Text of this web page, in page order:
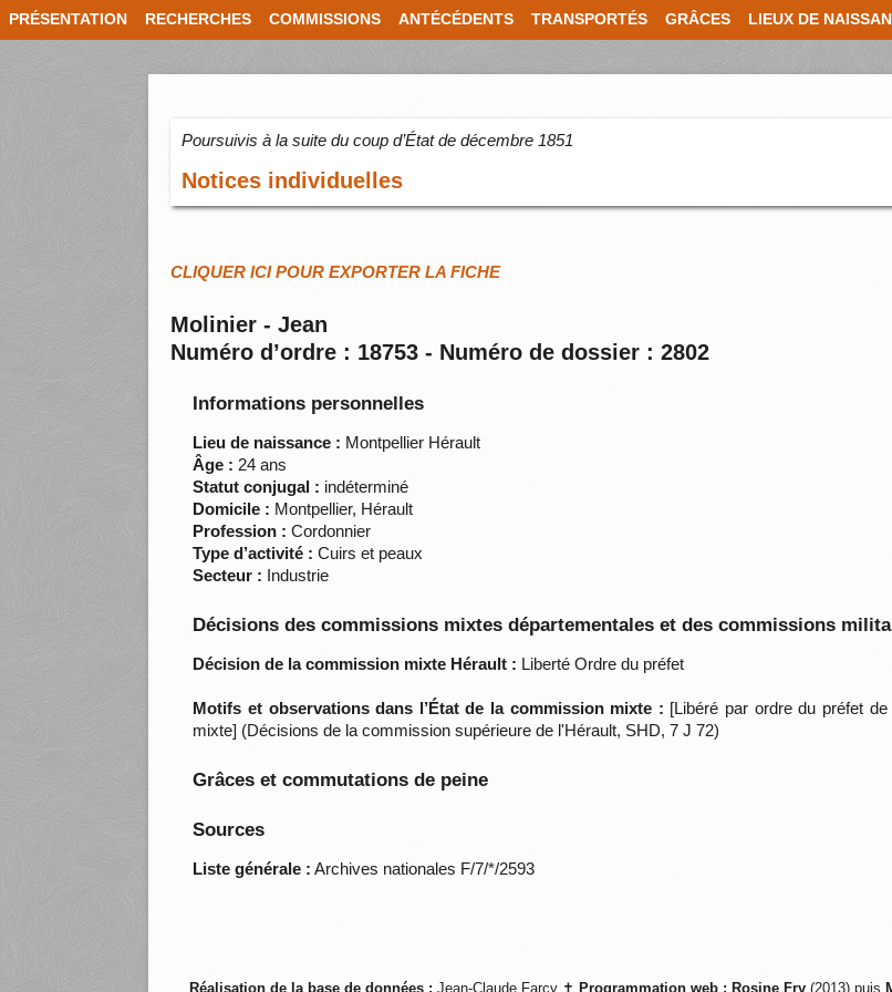
PRÉSENTATION RECHERCHES COMMISSIONS ANTÉCÉDENTS TRANSPORTÉS GRÂCES LIEUX DE
Poursuivis à la suite du coup d’État de décembre 1851
Notices individuelles
CLIQUER ICI POUR EXPORTER LA FICHE
Molinier - Jean
Numéro d’ordre : 18753 - Numéro de dossier : 2802
Informations personnelles
Lieu de naissance : Montpellier Hérault
Âge : 24 ans
Statut conjugal : indéterminé
Domicile : Montpellier, Hérault
Profession : Cordonnier
Type d’activité : Cuirs et peaux
Secteur : Industrie
Décisions des commissions mixtes départementales et des commissions
Décision de la commission mixte Hérault : Liberté Ordre du préfet
Motifs et observations dans l’État de la commission mixte : [Libéré par ordre du préfet
mixte] (Décisions de la commission supérieure de l'Hérault, SHD, 7 J 72)
Grâces et commutations de peine
Sources
Liste générale : Archives nationales F/7/*/2593
Réalisation de la base de données : Jean-Claude Farcy ✝ Programmation web : Rosine Fry (2013) puis